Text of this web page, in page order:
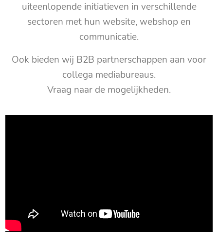
uiteenlopende initiatieven in verschillende
sectoren met hun website, webshop en
communicatie.
Ook bieden wij B2B partnerschappen aan voor
collega mediabureaus.
Vraag naar de mogelijkheden.